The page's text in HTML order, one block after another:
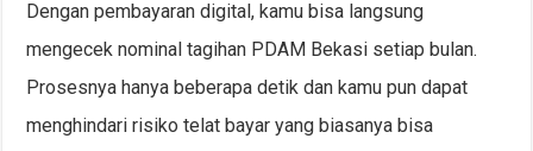
Dengan pembayaran digital, kamu bisa langsung
mengecek nominal tagihan PDAM Bekasi setiap bulan.
Prosesnya hanya beberapa detik dan kamu pun dapat
menghindari risiko telat bayar yang biasanya bisa